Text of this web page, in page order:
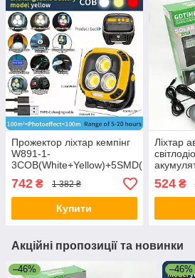
Прожектор ліхтар кемпінг
W891-1-
3COB(White+Yellow)+5SMD(Red)
742 ₴ 1 382 ₴
Купити
Ліхтар
ліхтар-
524₴
Акційні пропозиції та новинки
–46% –46%